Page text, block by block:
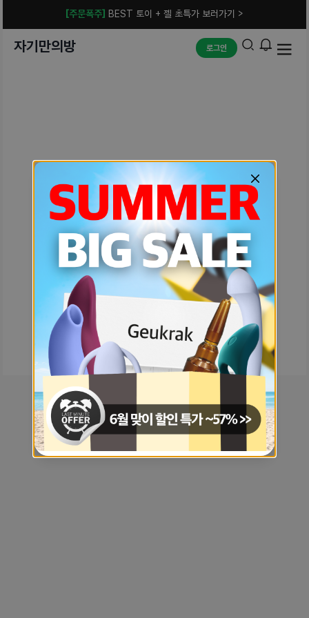
[주문폭주] BEST 토이 + 젤 초특가 보러가기 >
자기만의방 로그인
예상치 못한 에러입니다.